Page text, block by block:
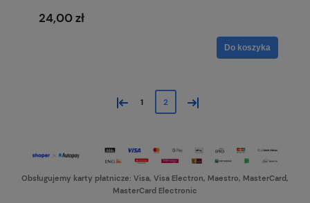
24,00 zł
Do koszyka
« 1 2 »
Obsługujemy karty płatnicze: Visa, Visa Electron, Maestro, MasterCard,
MasterCard Electronic